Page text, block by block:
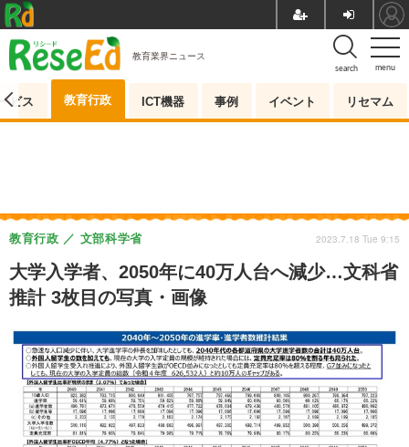
menu
search
教育業界ニュース
ビス 教育行政 ICT機器 事例 イベント リセマム
大学入学者、2050年に40万人台へ減少…文科省
推計 3枚目の写真・画像
教育行政 文部科学省 2023.7.18 Tue 9:15